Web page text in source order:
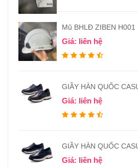
Mũ BHLĐ ZIBEN H001
Giá: liên hệ
GIẦY HÀN QUỐC
Giá: liên hệ
GIẦY HÀN QUỐC
Giá: liên hệ